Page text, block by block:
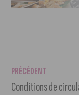
PRÉCÉDENT